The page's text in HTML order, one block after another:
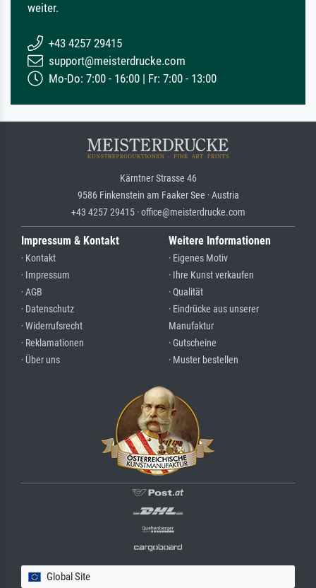
weiter.
+43 4257 29415
support@meisterdrucke.com
Mo-Do: 7:00 - 16:00 | Fr: 7:00 - 13:00
Kärntner Strasse 46
9586 Finkenstein am Faaker See · Austria
+43 4257 29415 · office@meisterdrucke.com
Impressum & Kontakt
· Kontakt
· Impressum
· AGB
· Datenschutz
· Widerrufsrecht
· Reklamationen
· Über uns
Weitere Informationen
· Eigenes Motiv
· Ihre Kunst verkaufen
· Qualität
· Eindrücke aus unserer
Manufaktur
· Gutscheine
· Muster bestellen
Global Site